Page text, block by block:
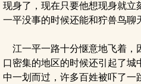
现身了，现在只要他想现身就立
一平没事的时候还能和狞兽鸟聊
江一平一路十分惬意地飞着，
口密集的地区的时候还引起了城
中一划而过，许多百姓被吓了一